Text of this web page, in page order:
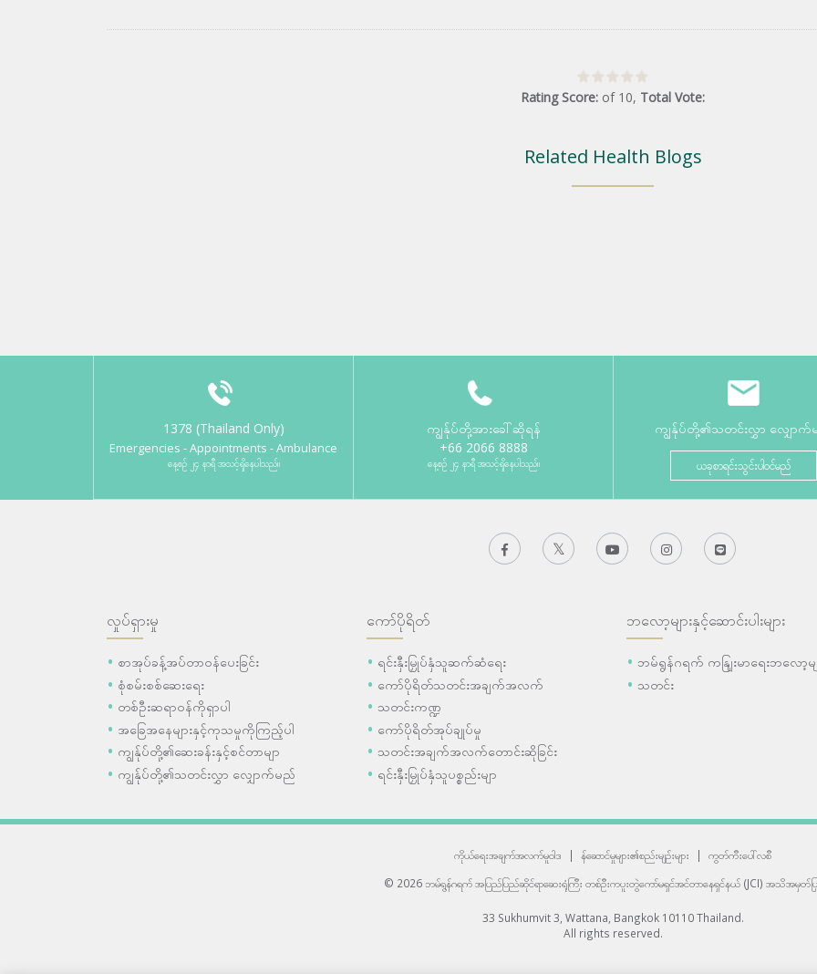
Rating Score: of 10, Total Vote:
Related Health Blogs
1378 (Thailand Only)
Emergencies - Appointments - Ambulance
နေ့စဉ် ၂၄ နာရီ အသင့်ရှိနေပါသည်။
ကျွန်ုပ်တို့အားခေါ်ဆိုရန်
+66 2066 8888
နေ့စဉ် ၂၄ နာရီ အသင့်ရှိနေပါသည်။
ကျွန်ုပ်တို့၏သတင်းလွှာ လျှောက်
ယခုစာရင်းသွင်းပါဝင်မည်
လှုပ်ရှားမှု
စာအုပ်ခန့်အပ်တာဝန်ပေးခြင်း
စုံစမ်းစစ်ဆေးရေး
တစ်ဦးဆရာဝန်ကိုရှာပါ
အခြေအနေများနှင့်ကုသမှုကိုကြည့်ပါ
ကျွန်ုပ်တို့၏ဆေးခန်းနှင့်စင်တာမျာ
ကျွန်ုပ်တို့၏သတင်းလွှာ လျှောက်မည်
ကော်ပိုရိတ်
ရင်းနှီးမြှုပ်နှံသူဆက်ဆံရေး
ကော်ပိုရိတ်သတင်းအချက်အလက်
သတင်းကဏ္ဍ
ကော်ပိုရိတ်အုပ်ချုပ်မှု
သတင်းအချက်အလက်တောင်းဆိုခြင်း
ရင်းနှီးမြှုပ်နှံသူပစ္စည်းမျာ
ဘလော့များနှင့်ဆောင်းပါးများ
ဘမ်ရွန်ဂရက် ကနျြးမာရေးဘလော့မျ
သတင်း
ကိုယ်ရေးအချက်အလက်မူဝါဒ | န်ဆောင်မှုများ၏စည်းမျဉ်းများ |
ကွတ်ကီးပေါ်လစီ
© 2026 ဘမ်ရွန်ဂရက် အပြည်ပြည်ဆိုင်ရာဆေးရုံကြီး တစ်ဦးကပူးတွဲကော်မရှင်အင်တာနေရှင်နယ် (JCI) အသိအမှတ်ပ
33 Sukhumvit 3, Wattana, Bangkok 10110 Thailand.
All rights reserved.